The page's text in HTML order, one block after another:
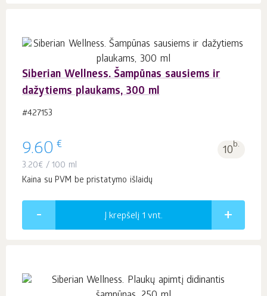
Siberian Wellness. Šampūnas sausiems ir
dažytiems plaukams, 300 ml
#427153
9.60 € 10b.
3.20€ / 100 ml
Kaina su PVM be pristatymo išlaidų
Į krepšelį 1 vnt.